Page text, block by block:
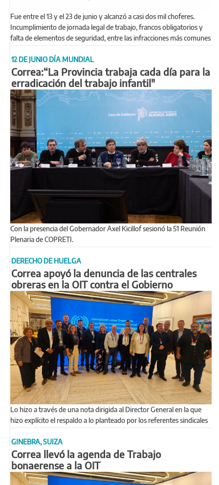
Fue entre el 13 y el 23 de junio y alcanzó a casi dos mil choferes.
Incumplimiento de jornada legal de trabajo, francos obligatorios y
falta de elementos de seguridad, entre las infracciones más comunes
12 DE JUNIO DÍA MUNDIAL
Correa:“La Provincia trabaja cada día para la
erradicación del trabajo infantil"
Con la presencia del Gobernador Axel Kicillof sesionó la 51 Reunión
Plenaria de COPRETI.
DERECHO DE HUELGA
Correa apoyó la denuncia de las centrales
obreras en la OIT contra el Gobierno
Lo hizo a través de una nota dirigida al Director General en la que
hizo explícito el respaldo a lo planteado por los referentes sindicales
GINEBRA, SUIZA
Correa llevó la agenda de Trabajo
bonaerense a la OIT